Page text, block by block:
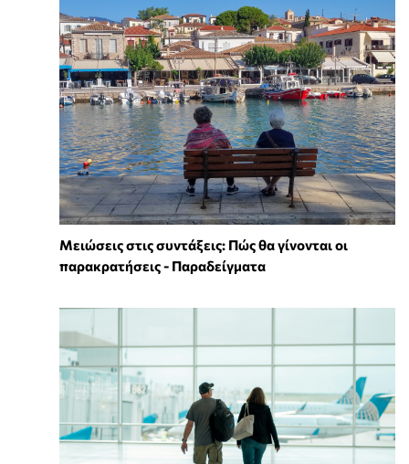
Μειώσεις στις συντάξεις: Πώς θα γίνονται οι
παρακρατήσεις - Παραδείγματα